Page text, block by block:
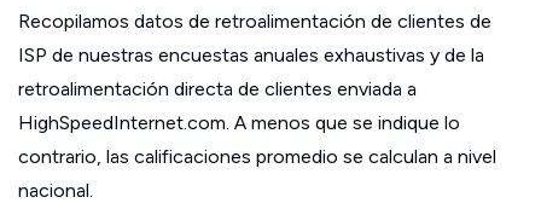
Recopilamos datos de retroalimentación de clientes de
ISP de nuestras encuestas anuales exhaustivas y de la
retroalimentación directa de clientes enviada a
HighSpeedInternet.com. A menos que se indique lo
contrario, las calificaciones promedio se calculan a nivel
nacional.